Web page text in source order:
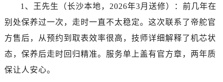
安徽省合肥市蜀山区潜山路111号万象城华润大厦B座12楼03室帝舵售后服务中心（需提前预约）
福建省泉州市丰泽区宝洲路729号浦西万达中心写字楼A座7楼709室帝舵售后服务中心（需提前预约）
山东省青岛市南区山东路6号华润大厦B座22层04室帝舵售后服务中心（需提前预约）
1、王先生（长沙本地，2026年3月送修）：前几年在
别处保养过一次，走时一直不太稳定。这次联系了帝舵官
方售后，从预约到取表效率很高，技师详细解释了机芯状
态，保养后走时回归精准。服务单上盖有官方章，两年质
保让人安心。